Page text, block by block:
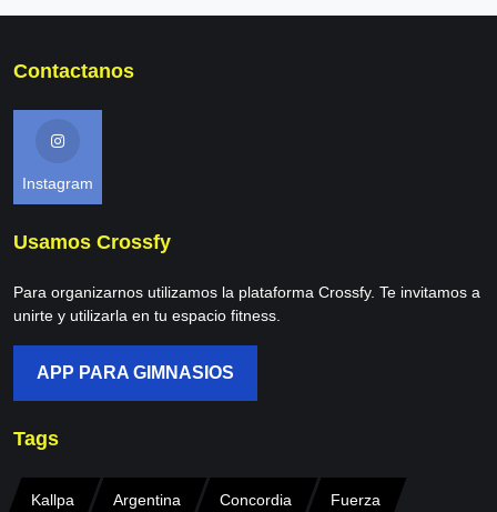
Contactanos
Instagram
Usamos Crossfy
Para organizarnos utilizamos la plataforma Crossfy. Te invitamos a
unirte y utilizarla en tu espacio fitness.
APP PARA GIMNASIOS
Tags
Kallpa Argentina Concordia Fuerza